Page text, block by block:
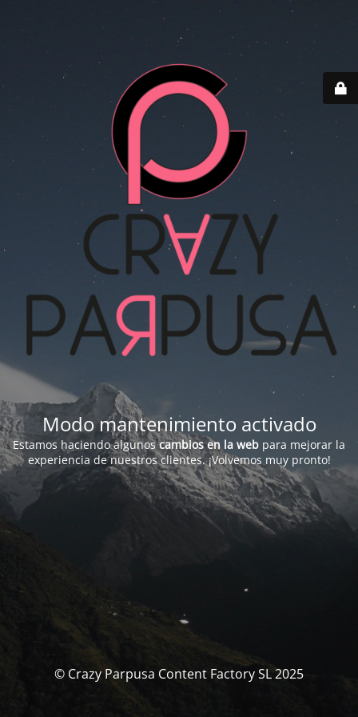
Modo mantenimiento activado
Estamos haciendo algunoscambios en la web para mejorar la
experiencia de nuestros clientes. ¡Volvemos muy pronto!
© Crazy Parpusa Content Factory SL 2025